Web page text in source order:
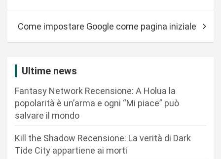
Come impostare Google come pagina iniziale
Ultime news
Fantasy Network Recensione: A Holua la
popolarità è un’arma e ogni “Mi piace” può
salvare il mondo
Kill the Shadow Recensione: La verità di Dark
Tide City appartiene ai morti